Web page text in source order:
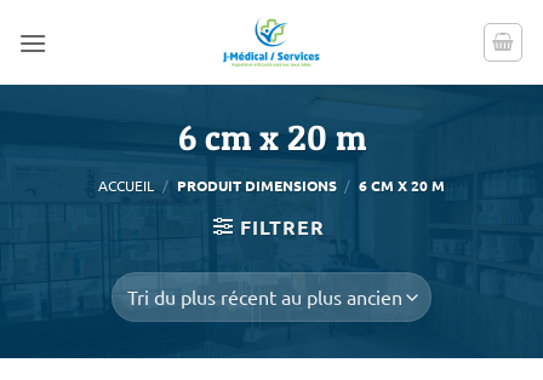
6 cm x 20 m
ACCUEIL / PRODUIT DIMENSIONS / 6 CM X 20 M
FILTRER